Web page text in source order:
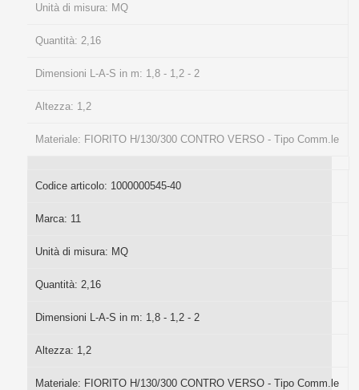
Unità di misura: MQ
Quantità: 2,16
Dimensioni L-A-S in m: 1,8 - 1,2 - 2
Altezza: 1,2
Materiale: FIORITO H/130/300 CONTRO VERSO - Tipo Comm.le
Codice articolo: 1000000545-40
Marca: 11
Unità di misura: MQ
Quantità: 2,16
Dimensioni L-A-S in m: 1,8 - 1,2 - 2
Altezza: 1,2
Materiale: FIORITO H/130/300 CONTRO VERSO - Tipo Comm.le